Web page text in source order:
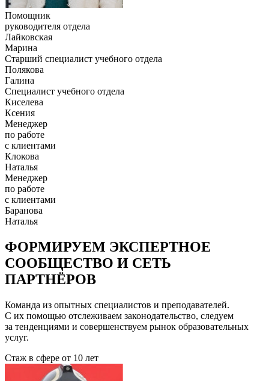
Помощник
руководителя отдела
Лайковская
Марина
Старший специалист учебного отдела
Полякова
Галина
Специалист учебного отдела
Киселева
Ксения
Менеджер
по работе
с клиентами
Клокова
Наталья
Менеджер
по работе
с клиентами
Баранова
Наталья
ФОРМИРУЕМ ЭКСПЕРТНОЕ
СООБЩЕСТВО И СЕТЬ
ПАРТНЁРОВ
Команда из опытных специалистов и преподавателей.
С их помощью отслеживаем законодательство, следуем
за тенденциями и совершенствуем рынок образовательных
услуг.
Стаж в сфере от 10 лет